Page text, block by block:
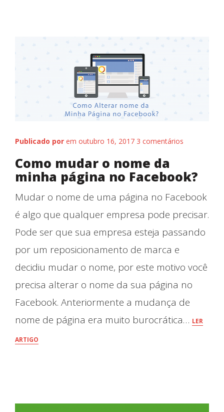
Blog
Publicado por em outubro 16, 2017 3 comentários
Como mudar o nome da
minha página no Facebook?
Mudar o nome de uma página no Facebook
é algo que qualquer empresa pode precisar.
Pode ser que sua empresa esteja passando
por um reposicionamento de marca e
decidiu mudar o nome, por este motivo você
precisa alterar o nome da sua página no
Facebook. Anteriormente a mudança de
nome de página era muito burocrática… LER
ARTIGO